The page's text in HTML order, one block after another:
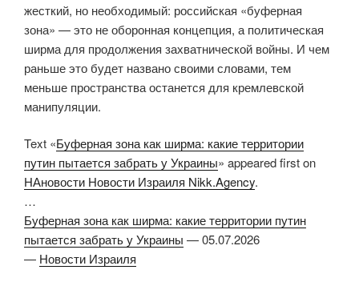
жесткий, но необходимый: российская «буферная
зона» — это не оборонная концепция, а политическая
ширма для продолжения захватнической войны. И чем
раньше это будет названо своими словами, тем
меньше пространства останется для кремлевской
манипуляции.
Text «Буферная зона как ширма: какие территории
путин пытается забрать у Украины» appeared first on
НАновости Новости Израиля Nikk.Agency.
…
Буферная зона как ширма: какие территории путин
пытается забрать у Украины —05.07.2026
— Новости Израиля